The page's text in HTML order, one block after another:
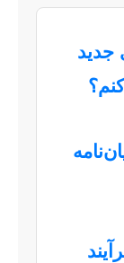
جدید